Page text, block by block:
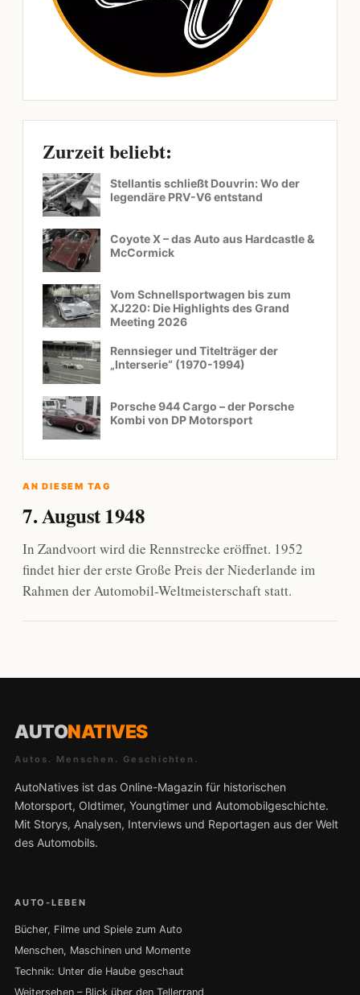
Zurzeit beliebt:
Stellantis schließt Douvrin: Wo der
legendäre PRV-V6 entstand
Coyote X – das Auto aus Hardcastle &
McCormick
Vom Schnellsportwagen bis zum
XJ220: Die Highlights des Grand
Meeting 2026
Rennsieger und Titelträger der
„Interserie“ (1970-1994)
Porsche 944 Cargo – der Porsche
Kombi von DP Motorsport
AN DIESEM TAG
7. August 1948
In Zandvoort wird die Rennstrecke eröffnet. 1952
findet hier der erste Große Preis der Niederlande im
Rahmen der Automobil-Weltmeisterschaft statt.
AUTONATIVES
Autos. Menschen. Geschichten.
AutoNatives ist das Online-Magazin für historischen
Motorsport, Oldtimer, Youngtimer und Automobilgeschichte.
Mit Storys, Analysen, Interviews und Reportagen aus der Welt
des Automobils.
AUTO-LEBEN
Bücher, Filme und Spiele zum Auto
Menschen, Maschinen und Momente
Technik: Unter die Haube geschaut
Weitersehen – Blick über den Tellerrand